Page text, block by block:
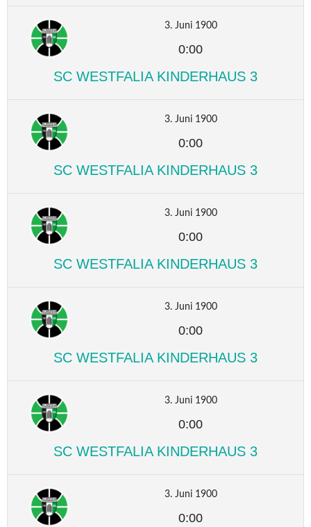
3. Juni 1900
0:00
SC WESTFALIA KINDERHAUS 3
3. Juni 1900
0:00
SC WESTFALIA KINDERHAUS 3
3. Juni 1900
0:00
SC WESTFALIA KINDERHAUS 3
3. Juni 1900
0:00
SC WESTFALIA KINDERHAUS 3
3. Juni 1900
0:00
SC WESTFALIA KINDERHAUS 3
3. Juni 1900
0:00